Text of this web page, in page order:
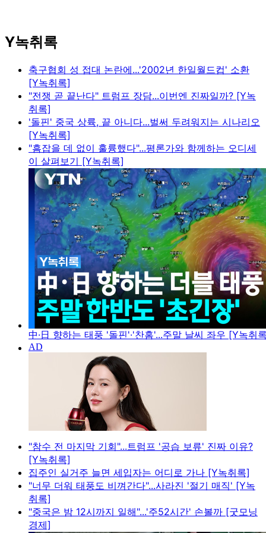
Y녹취록
축구협회 성 접대 논란에...'2002년 한일월드컵' 소환
[Y녹취록]
"전쟁 곧 끝난다" 트럼프 장담...이번엔 진짜일까? [Y녹
취록]
'돌핀' 중국 상륙, 끝 아니다...벌써 두려워지는 시나리오
[Y녹취록]
"흠잡을 데 없이 훌륭했다"...평론가와 함께하는 오디세
이 살펴보기 [Y녹취록]
中·日 향하는 태풍 '돌핀'·'찬홈'...주말 날씨 좌우 [Y녹취
"참수 전 마지막 기회"...트럼프 '공습 보류' 진짜 이유?
[Y녹취록]
집주인 실거주 늘면 세입자는 어디로 가나 [Y녹취록]
"너무 더워 태풍도 비껴간다"...사라진 '절기 매직' [Y녹
취록]
"중국은 밤 12시까지 일해"...'주52시간' 손볼까 [굿모닝
경제]